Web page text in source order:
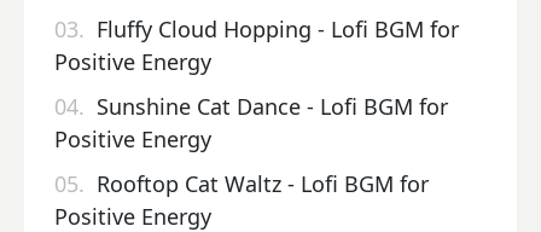
03. Fluffy Cloud Hopping - Lofi BGM for
Positive Energy
04. Sunshine Cat Dance - Lofi BGM for
Positive Energy
05. Rooftop Cat Waltz - Lofi BGM for
Positive Energy